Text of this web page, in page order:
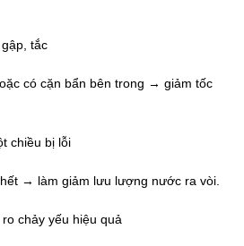
tắc
có cặn bẩn bên trong → giảm tốc
chiều bị lỗi
→ làm giảm lưu lượng nước ra vòi.
chảy yếu hiệu quả